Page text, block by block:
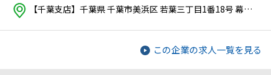
【千葉支店】千葉県 千葉市美浜区 若葉三丁目1番18号 幕張ベイパーククロスレジデンス S1-1
この企業の求人一覧を見る